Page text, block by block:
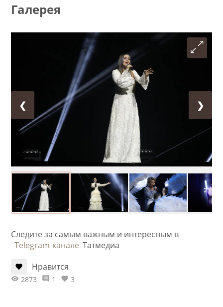
Галерея
❮ ❯
Следите за самым важным и интересным в
Telegram-канале Татмедиа
Нравится
2873 1 3